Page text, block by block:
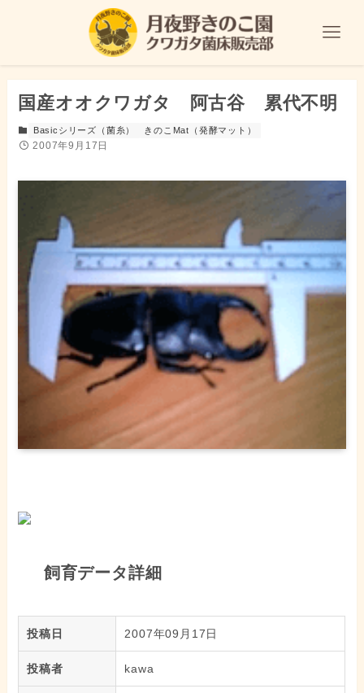
国産オオクワガタ 阿古谷 累代不明
Basicシリーズ（菌糸） きのこMat（発酵マット）
2007年9月17日
飼育データ詳細
投稿日 2007年09月17日
投稿者 kawa